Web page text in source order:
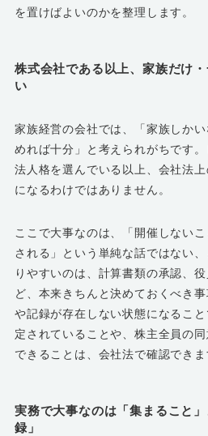
を置けばよいのかを整理します。
株式会社である以上、家族だけ
い
家族経営の会社では、「家族しか
めれば十分」と考えられがちです
法人格を選んでいる以上、会社法
になるわけではありません。
ここで大事なのは、「開催しない
される」という単純な話ではない
りやすいのは、計算書類の承認、
ど、本来きちんと決めておくべき
や記録が存在しない状態になるこ
定されていることや、株主全員の
できることは、会社法で確認できま
実務で大事なのは「集まること
録」